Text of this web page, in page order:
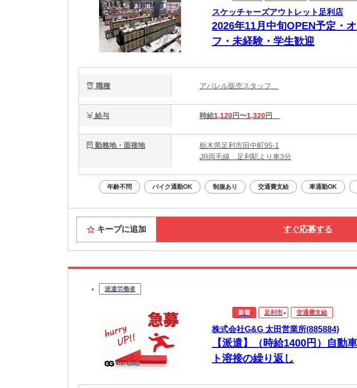
スケッチャーズアウトレット足利店
2026年11月中旬OPEN予定・
フ・未経験・学生歓迎
職種 アパレル販売スタッフ
給与 時給1,120円〜1,320円
勤務地・面接地
栃木県足利市田中町95-1
JR両毛線 足利駅より車3分
年齢不問 バイク通勤OK 制服あり 交通費支給 車通勤OK
キープに追加 すぐ応募する
派遣労働者
新着 足利市 交通費支給
株式会社G&G 太田営業所(885884)
【派遣】（時給1400円）自動
ト溶接の繰り返し